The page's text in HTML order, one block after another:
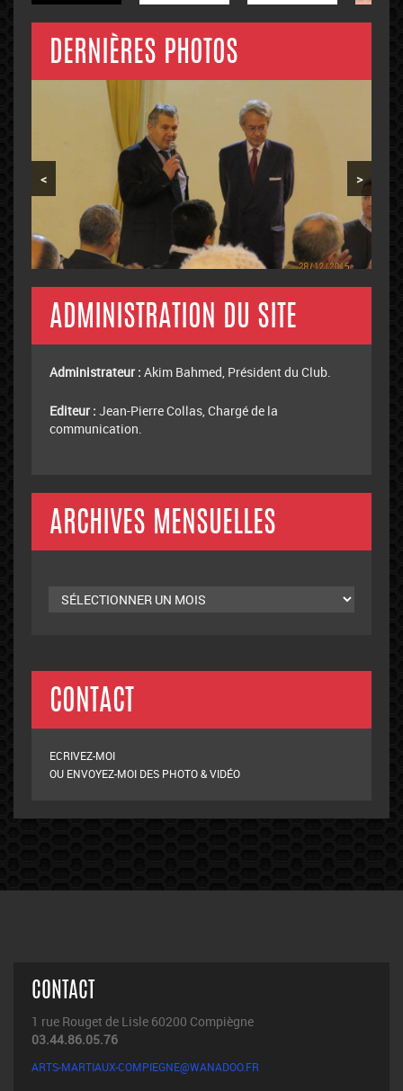
DERNIÈRES PHOTOS
< >
ADMINISTRATION DU SITE
Administrateur : Akim Bahmed, Président du Club.
Editeur : Jean-Pierre Collas, Chargé de la
communication.
ARCHIVES MENSUELLES
CONTACT
ECRIVEZ-MOI
OU ENVOYEZ-MOI DES PHOTO & VIDÉO
CONTACT
1 rue Rouget de Lisle 60200 Compiègne
03.44.86.05.76
ARTS-MARTIAUX-COMPIEGNE@WANADOO.FR